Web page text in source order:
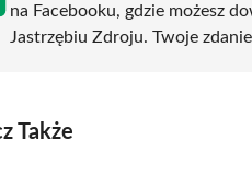
na Facebooku, gdzie możesz
Jastrzębiu Zdroju. Twoje
Także